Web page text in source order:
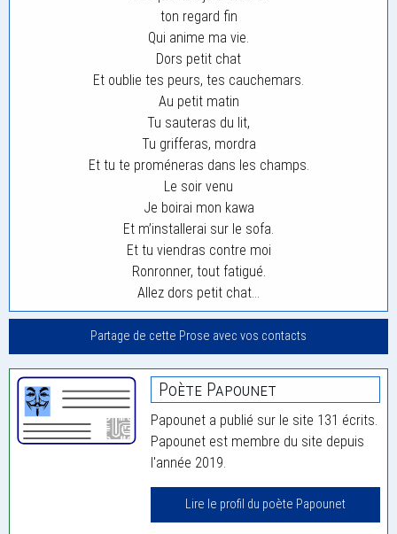
ton regard fin
Qui anime ma vie.
Dors petit chat
Et oublie tes peurs, tes cauchemars.
Au petit matin
Tu sauteras du lit,
Tu grifferas, mordra
Et tu te proméneras dans les champs.
Le soir venu
Je boirai mon kawa
Et m’installerai sur le sofa.
Et tu viendras contre moi
Ronronner, tout fatigué.
Allez dors petit chat…
Partage de cette Prose avec vos contacts
Poète Papounet
Papounet a publié sur le site 131 écrits.
Papounet est membre du site depuis
l'année 2019.
Lire le profil du poète Papounet